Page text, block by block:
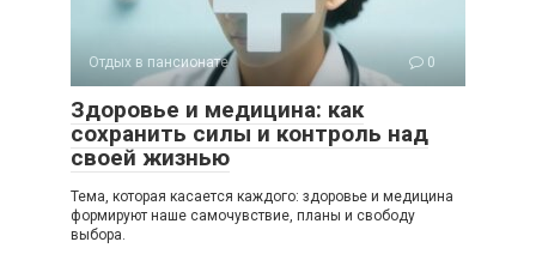
Отдых в пансионате 0
Здоровье и медицина: как
сохранить силы и контроль над
своей жизнью
Тема, которая касается каждого: здоровье и медицина
формируют наше самочувствие, планы и свободу
выбора.